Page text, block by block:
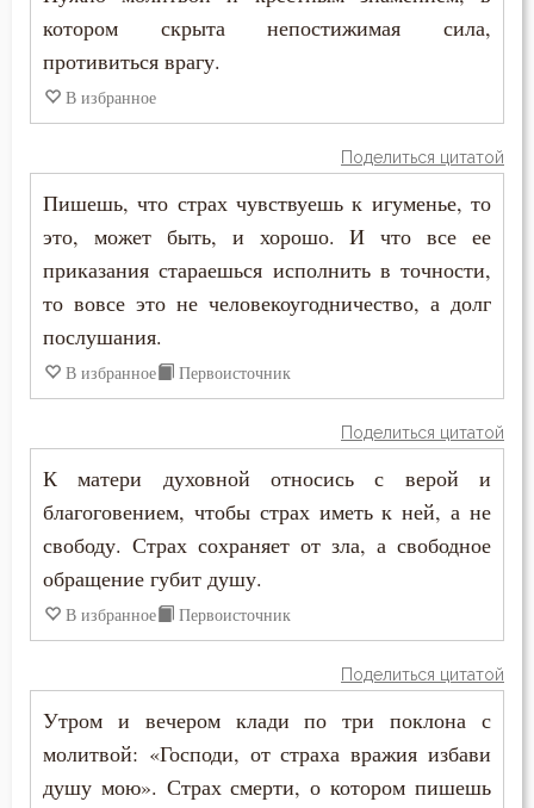
котором скрыта непостижимая сила,
противиться врагу.
В избранное
Поделиться цитатой
Пишешь, что страх чувствуешь к игуменье, то
это, может быть, и хорошо. И что все ее
приказания стараешься исполнить в точности,
то вовсе это не человекоугодничество, а долг
послушания.
В избранное Первоисточник
Поделиться цитатой
К матери духовной относись с верой и
благоговением, чтобы страх иметь к ней, а не
свободу. Страх сохраняет от зла, а свободное
обращение губит душу.
В избранное Первоисточник
Поделиться цитатой
Утром и вечером клади по три поклона с
молитвой: «Господи, от страха вражия избави
душу мою». Страх смерти, о котором пишешь